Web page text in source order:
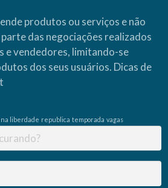
produtos ou serviços e não
das negociações realizados
e vendedores, limitando-se
dos seus usuários. Dicas de
liberdade republica temporada vagas